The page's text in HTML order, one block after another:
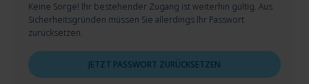
Keine Sorge! Ihr bestehender Zugang ist weiterhin gültig. Aus
Sicherheitsgründen müssen Sie allerdings Ihr Passwort
zurücksetzen.
JETZT PASSWORT ZURÜCKSETZEN